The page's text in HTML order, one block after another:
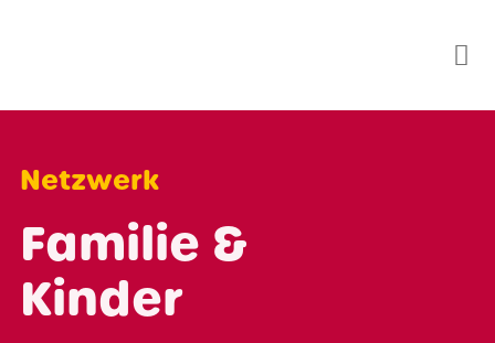
Netzwerk
Familie &
Kinder